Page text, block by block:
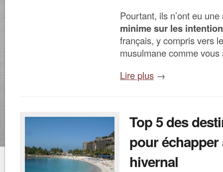
Pourtant, ils n’ont eu une
minime sur les
français, y compris vers
musulmane comme
Lire plus →
Top 5 des
pour
hivernal